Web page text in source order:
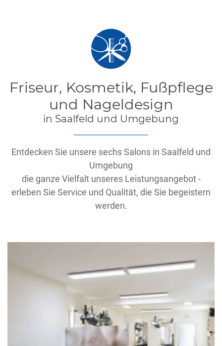
Friseur, Kosmetik, Fußpflege
und Nageldesign
in Saalfeld und Umgebung
Entdecken Sie unsere sechs Salons in Saalfeld und
Umgebung
die ganze Vielfalt unseres Leistungsangebot -
erleben Sie Service und Qualität, die Sie begeistern
werden.